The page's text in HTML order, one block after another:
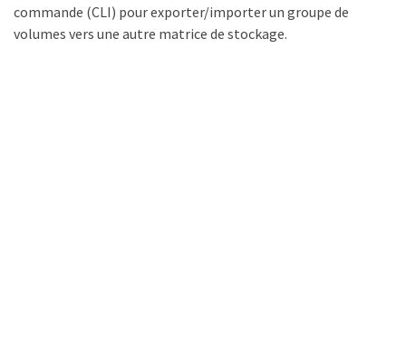
commande (CLI) pour exporter/importer un groupe de
volumes vers une autre matrice de stockage.